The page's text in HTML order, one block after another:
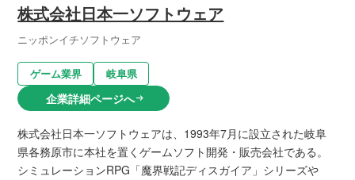
株式会社日本一ソフトウェア
ニッポンイチソフトウェア
ゲーム業界 岐阜県
企業詳細ページへarrow_right_alt
株式会社日本一ソフトウェアは、1993年7月に設立された岐阜
県各務原市に本社を置くゲームソフト開発・販売会社である。
シミュレーションRPG「魔界戦記ディスガイア」シリーズや